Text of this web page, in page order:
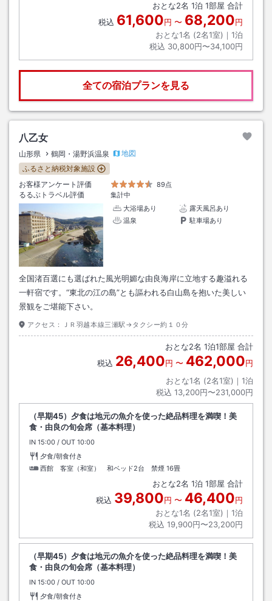
おとな2名 1泊 1部屋 合計
税込 61,600円 〜 68,200円
おとな1名 (2名1室)｜ 1泊
税込 30,800円〜34,100円
全ての宿泊プランを見る
八乙女
山形県 鶴岡・湯野浜温泉
地図
ふるさと納税対象施設
お客様アンケート評価
89点
るるぶトラベル評価
集計中
大浴場あり
露天風呂あり
温泉
駐車場あり
全国渚百選にも選ばれた風光明媚な由良海岸に立地する趣溢れる
一軒宿です。“東北の江の島”とも謳われる白山島を抱いた美しい
景観をご堪能下さい。
アクセス： ＪＲ羽越本線三瀬駅→タクシー約１０分
おとな2名 1泊1部屋 合計
税込 26,400円 〜 462,000円
おとな1名 (2名1室)｜ 1泊
税込 13,200円〜231,000円
（早期45）夕食は地元の魚介を使った絶品料理を満喫！美
食・由良の旬会席（基本料理）
IN チェックイン
15:00 / OUT チェックアウト
10:00
夕食/朝食付き
西館 客室（和室） 和ベッド2台 禁煙 16畳
おとな2名 1泊 1部屋 合計
税込 39,800円 〜 46,400円
おとな1名 (2名1室)｜ 1泊
税込 19,900円〜23,200円
（早期45）夕食は地元の魚介を使った絶品料理を満喫！美
食・由良の旬会席（基本料理）
IN チェックイン
15:00 / OUT チェックアウト
10:00
夕食/朝食付き